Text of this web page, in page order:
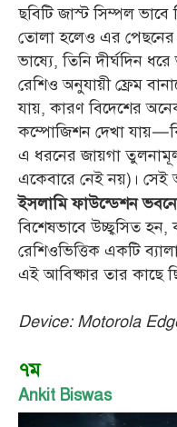
ছবিটি জাস্ট সিম্পল
তোলা হলেও এর পেছনের
ভাষ্যে, তিনি দীর্ঘদিন
রেশিও অনুযায়ী ফ্রেম
যায়, কারণ বিদেশের
কম্পোজিশন দেখা
এ ধরনের জায়গা
একেবারে নেই নয়)। সেই
ইসলামি ফাউন্ডেশন
বিশেষভাবে উচ্ছ্বসিত
রেশিওভিত্তিক একটি
এই আবিষ্কার তার কাছে
Device: Motorola
৭ম
Ankit Biswas